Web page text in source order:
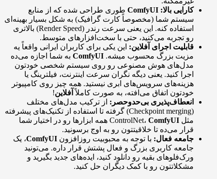
کارایی بالا: ComfyUI طوری طراحی شده که از منابع
سیستم شما (مخصوصاً کارت گرافیک) به شکل بسیار بهینه‌ای
استفاده کنه. این یعنی سرعت رندر (Render Speed) بالاتری
رو تجربه می‌کنید، حتی با سخت‌افزارهای متوسط.
قابلیت اجرای آفلاین: این یکی برای کاربران ایرانی واقعاً یه
مزیت بزرگ محسوب میشه. ComfyUI به شما اجازه می‌ده
مدل‌های هوش مصنوعی رو روی سیستم شخصی خودتون
اجرا کنید. یعنی دیگه نگران سرعت اینترنت، فیلترینگ یا
هزینه‌های سرویس‌های ابری نیستید. همه چیز روی کامپیوتر
خودتون اتفاق می‌افته، به صورت کاملاً آفلاین!
انعطاف‌پذیری بی‌حدوحصر: از ترکیب مدل‌های مختلف
(Checkpoint merging) گرفته تا استفاده از تکنیک‌های پیشرفته
مثل ControlNet، ComfyUI
همه ابزارها رو در اختیار شما
قرار می‌ده تا خلاقیتتون رو به اوج برسونید.
جامعه فعال: با توجه به محبوبیت روزافزون ComfyUI، یک
جامعه کاربری بزرگ و فعال پشتش قرار داره. می‌تونید
ورک‌فلوهای بقیه رو دانلود کنید، ایده‌های جدید بگیرید و
مشکلاتتون رو با کمک دیگران حل کنید.